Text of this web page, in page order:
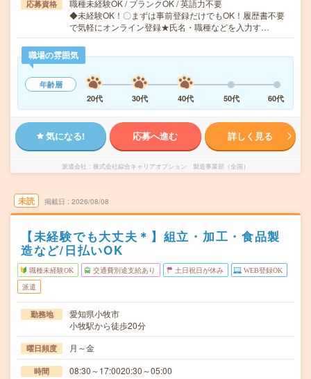
応募資格
職種未経験OK / ブランクOK / 英語力不要
◆未経験OK！〇まずは事前登録だけでもOK！履歴書不要
で気軽にオンライン登録★氏名・職種などを入力す…
職場の雰囲気
年齢層
20代
30代 40代 50代 60代
気になる! 応募へ進む 詳しく見る
派遣会社 株式会社綜合キャリアオプション 製造事業部（全国）
未読 掲載日 2026/08/08
【未経験でも大丈夫＊】組立・加工・食品製
造など/日払いOK
職種未経験OK 交通費別途支給あり 土日祝日が休み WEB登録OK
派遣
勤務地
愛知県小牧市
小牧駅から徒歩20分
曜日頻度 月～金
時間 08:30～17:0020:30～05:00